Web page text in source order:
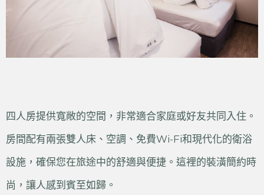
四人房提供寬敞的空間，非常適合家庭或好友共同入住。
房間配有兩張雙人床、空調、免費Wi-Fi和現代化的衛浴
設施，確保您在旅途中的舒適與便捷。這裡的裝潢簡約時
尚，讓人感到賓至如歸。